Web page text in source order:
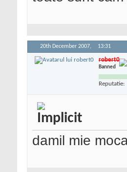
20th December 2007, 13:31
robert0
Banned
Reputatie:
damil mie